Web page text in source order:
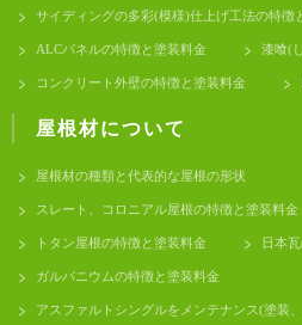
サイディングの多彩(模様)仕上げ工法の特徴
ALCパネルの特徴と塗装料金 漆喰(
コンクリート外壁の特徴と塗装料金
屋根材について
屋根材の種類と代表的な屋根の形状
スレート、コロニアル屋根の特徴と塗装料金
トタン屋根の特徴と塗装料金 日本
ガルバニウムの特徴と塗装料金
アスファルトシングルをメンテナンス(塗装